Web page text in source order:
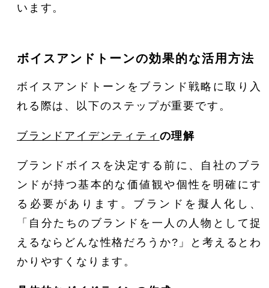
います。
ボイスアンドトーンの効果的な活用方法
ボイスアンドトーンをブランド戦略に取り入
れる際は、以下のステップが重要です。
ブランドアイデンティティ の理解
ブランドボイスを決定する前に、自社のブラ
ンドが持つ基本的な価値観や個性を明確にす
る必要があります。ブランドを擬人化し、
「自分たちのブランドを一人の人物として捉
えるならどんな性格だろうか?」と考えるとわ
かりやすくなります。